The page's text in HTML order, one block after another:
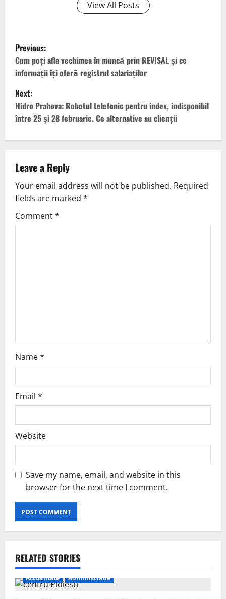
View All Posts
Previous:
Cum poți afla vechimea în muncă prin REVISAL și ce
informații îți oferă registrul salariaților
Next:
Hidro Prahova: Robotul telefonic pentru index, indisponibil
între 25 și 28 februarie. Ce alternative au clienții
Leave a Reply
Your email address will not be published. Required
fields are marked *
Comment*
Name*
Email *
Website
Save my name, email, and website in this
browser for the next time I comment.
RELATED STORIES
Actualitate Administratie